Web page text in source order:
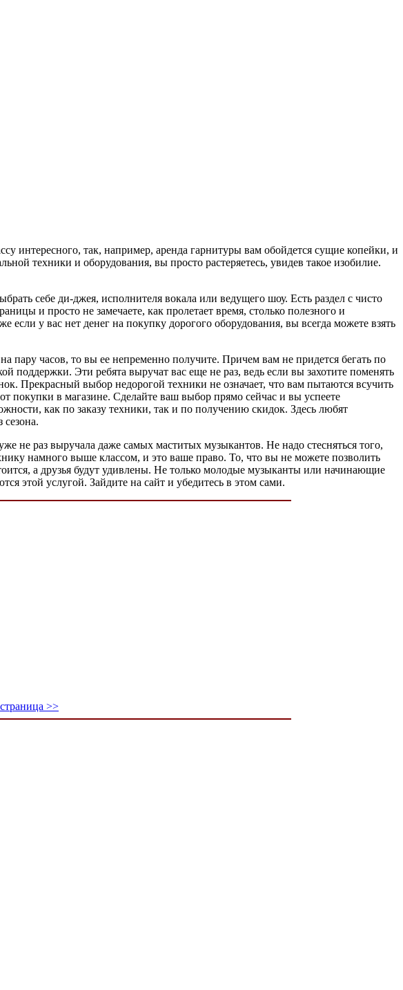
интересного, так, например, аренда гарнитуры вам обойдется сущие копейки, и
техники и оборудования, вы просто растеряетесь, увидев такое изобилие.
себе ди-джея, исполнителя вокала или ведущего шоу. Есть раздел с чисто
и просто не замечаете, как пролетает время, столько полезного и
у вас нет денег на покупку дорогого оборудования, вы всегда можете взять
часов, то вы ее непременно получите. Причем вам не придется бегать по
поддержки. Эти ребята выручат вас еще не раз, ведь если вы захотите поменять
Прекрасный выбор недорогой техники не означает, что вам пытаются всучить
покупки в магазине. Сделайте ваш выбор прямо сейчас и вы успеете
как по заказу техники, так и по получению скидок. Здесь любят
не раз выручала даже самых маститых музыкантов. Не надо стесняться того,
намного выше классом, и это ваше право. То, что вы не можете позволить
а друзья будут удивлены. Не только молодые музыканты или начинающие
этой услугой. Зайдите на сайт и убедитесь в этом сами.
>>